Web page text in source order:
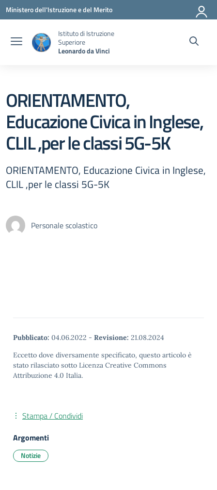
Vai ai contenuti
Vai al menu di navigazione
Vai al footer
Ministero dell'Istruzione e del Merito
Istituto di Istruzione
Superiore
Leonardo da Vinci
ORIENTAMENTO,
Educazione Civica in Inglese,
CLIL ,per le classi 5G-5K
ORIENTAMENTO, Educazione Civica in Inglese,
CLIL ,per le classi 5G-5K
Personale scolastico
Pubblicato: 04.06.2022 - Revisione: 21.08.2024
Eccetto dove diversamente specificato, questo articolo è
stato rilasciato sotto Licenza Creative Commons
Attribuzione 4.0 Italia.
Stampa / Condividi
Argomenti
Notizie